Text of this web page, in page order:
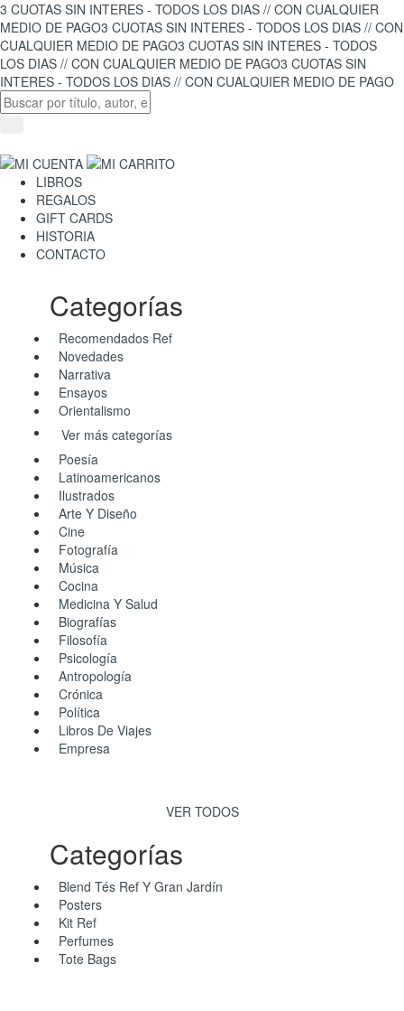
3 CUOTAS SIN INTERES - TODOS LOS DIAS // CON CUALQUIER
MEDIO DE PAGO3 CUOTAS SIN INTERES - TODOS LOS DIAS // CON
CUALQUIER MEDIO DE PAGO3 CUOTAS SIN INTERES - TODOS
LOS DIAS // CON CUALQUIER MEDIO DE PAGO3 CUOTAS SIN
INTERES - TODOS LOS DIAS // CON CUALQUIER MEDIO DE PAGO
LIBROS
REGALOS
GIFT CARDS
HISTORIA
CONTACTO
Categorías
Recomendados Ref
Novedades
Narrativa
Ensayos
Orientalismo
Ver más categorías
Poesía
Latinoamericanos
Ilustrados
Arte Y Diseño
Cine
Fotografía
Música
Cocina
Medicina Y Salud
Biografías
Filosofía
Psicología
Antropología
Crónica
Política
Libros De Viajes
Empresa
VER TODOS
Categorías
Blend Tés Ref Y Gran Jardín
Posters
Kit Ref
Perfumes
Tote Bags